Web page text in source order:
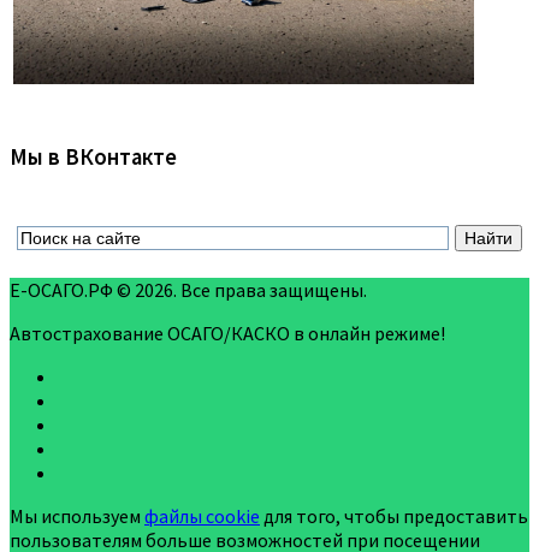
Мы в ВКонтакте
Е-ОСАГО.РФ © 2026. Все права защищены.
Автострахование ОСАГО/КАСКО в онлайн режиме!
Мы используем файлы cookie для того, чтобы предоставить
пользователям больше возможностей при посещении